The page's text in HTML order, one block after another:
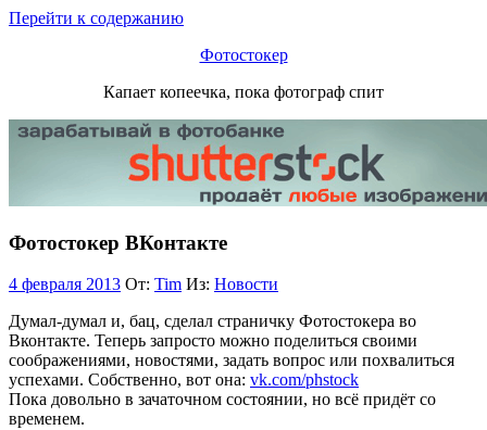
Перейти к содержанию
Фотостокер
Капает копеечка, пока фотограф спит
Фотостокер ВКонтакте
4 февраля 2013 От: Tim Из: Новости
Думал-думал и, бац, сделал страничку Фотостокера во
Вконтакте. Теперь запросто можно поделиться своими
соображениями, новостями, задать вопрос или похвалиться
успехами. Собственно, вот она: vk.com/phstock
Пока довольно в зачаточном состоянии, но всё придёт со
временем.